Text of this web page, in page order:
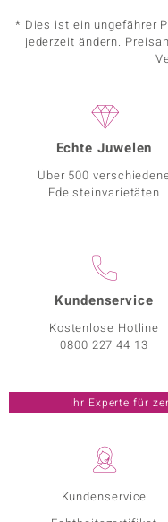
* Dies ist ein ungefährer
jederzeit ändern.
Kundenservice
Echte Juwelen
Über 500
Edelsteinvarietäten
Kundenservice
Kostenlose Hotline
0800 227 44 13
Ihr Experte für